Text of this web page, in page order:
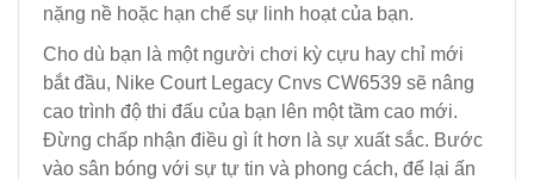
nặng nề hoặc hạn chế sự linh hoạt của bạn.
Cho dù bạn là một người chơi kỳ cựu hay chỉ mới
bắt đầu, Nike Court Legacy Cnvs CW6539 sẽ nâng
cao trình độ thi đấu của bạn lên một tầm cao mới.
Đừng chấp nhận điều gì ít hơn là sự xuất sắc. Bước
vào sân bóng với sự tự tin và phong cách, để lại ấn